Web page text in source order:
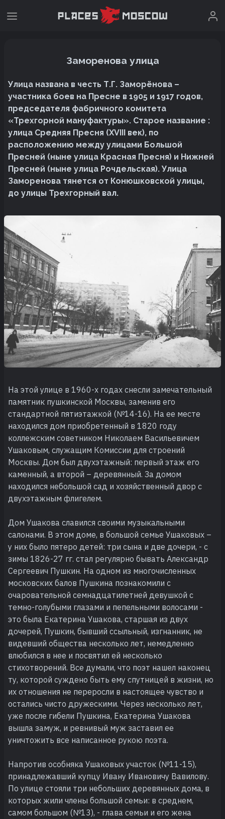
Заморенова улица
Улица названа в честь Т.Г. Заморёнова –
участника боев на Пресне в 1905 и 1917 годов,
председателя фабричного комитета
«Трехгорной мануфактуры». Старое название :
улица Средняя Пресня (XVIII век), по
расположению между улицами Большой
Пресней (ныне улица Красная Пресня) и Нижней
Пресней (ныне улица Рочдельская). Улица
Заморенова тянется от Конюшковской улицы,
до улицы Трехгорный вал.
На этой улице в 1960-х годах снесли замечательный
памятник пушкинской Москвы, заменив его
стандартной пятиэтажкой (№14-16). На ее месте
находился дом приобретенный в 1820 году
коллежским советником Николаем Васильевичем
Ушаковым, служащим Комиссии для строений
Москвы. Дом был двухэтажный: первый этаж его
каменный, а второй – деревянный. За домом
находился небольшой сад и хозяйственный двор с
двухэтажным флигелем.
Дом Ушакова славился своими музыкальными
салонами. В этом доме, в большой семье Ушаковых –
у них было пятеро детей: три сына и две дочери, - с
зимы 1826-27 гг. стал регулярно бывать Александр
Сергеевич Пушкин. На одном из многочисленных
московских балов Пушкина познакомили с
очаровательной семнадцатилетней девушкой с
темно-голубыми глазами и пепельными волосами -
это была Екатерина Ушакова, старшая из двух
дочерей, Пушкин, бывший ссыльный, изгнанник, не
видевший общества несколько лет, немедленно
влюбился в нее и посвятил ей несколько
стихотворений. Все думали, что поэт нашел наконец
ту, которой суждено быть ему спутницей в жизни, но
их отношения не переросли в настоящее чувство и
остались чисто дружескими. Через несколько лет,
уже после гибели Пушкина, Екатерина Ушакова
вышла замуж, и ревнивый муж заставил ее
уничтожить все написанное рукою поэта.
Напротив особняка Ушаковых участок (№11-15),
принадлежавший купцу Ивану Ивановичу Вавилову.
По улице стояли три небольших деревянных дома, в
которых жили члены большой семьи: в среднем,
самом большом (№13), - глава семьи и его жена